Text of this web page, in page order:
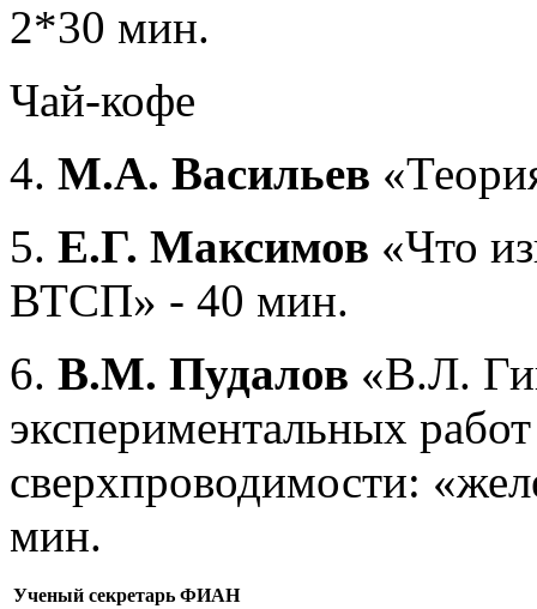
2*30 мин.
Чай-кофе
4. М.А. Васильев
5. Е.Г. Максимов «Что
ВТСП» - 40 мин.
6. В.М. Пудалов «В.Л.
экспериментальных
сверхпроводимости:
мин.
Ученый секретарь ФИАН